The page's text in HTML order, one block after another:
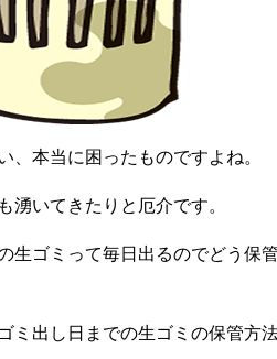
、本当に困ったものですよね。
湧いてきたりと厄介です。
生ゴミって毎日出るのでどう保
ミ出し日までの生ゴミの保管方